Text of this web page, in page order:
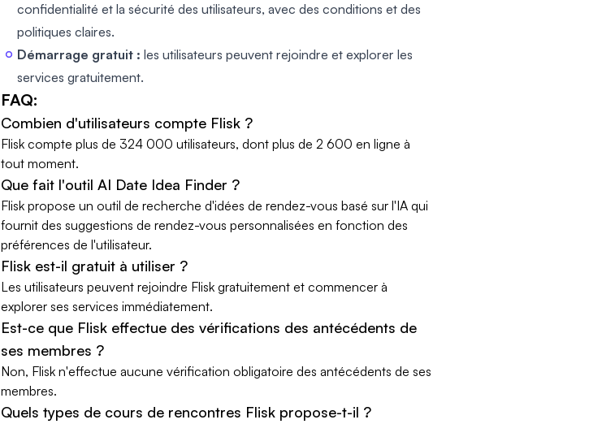
confidentialité et la sécurité des utilisateurs, avec des conditions et des
politiques claires.
Démarrage gratuit : les utilisateurs peuvent rejoindre et explorer les
services gratuitement.
FAQ:
Combien d'utilisateurs compte Flisk ?
Flisk compte plus de 324 000 utilisateurs, dont plus de 2 600 en ligne à
tout moment.
Que fait l'outil AI Date Idea Finder ?
Flisk propose un outil de recherche d'idées de rendez-vous basé sur l'IA qui
fournit des suggestions de rendez-vous personnalisées en fonction des
préférences de l'utilisateur.
Flisk est-il gratuit à utiliser ?
Les utilisateurs peuvent rejoindre Flisk gratuitement et commencer à
explorer ses services immédiatement.
Est-ce que Flisk effectue des vérifications des antécédents de
ses membres ?
Non, Flisk n'effectue aucune vérification obligatoire des antécédents de ses
membres.
Quels types de cours de rencontres Flisk propose-t-il ?